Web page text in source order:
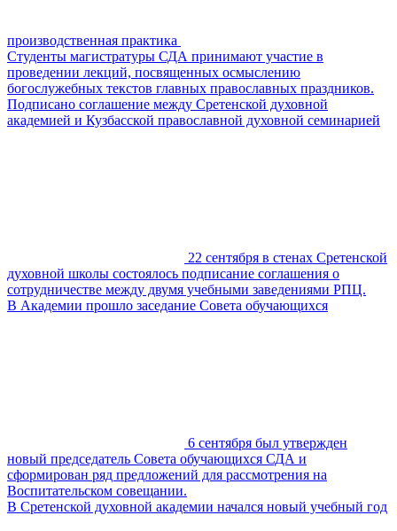
производственная практика
Студенты магистратуры СДА принимают участие в
проведении лекций, посвященных осмыслению
богослужебных текстов главных православных праздников.
Подписано соглашение между Сретенской духовной
академией и Кузбасской православной духовной семинарией
22 сентября в стенах Сретенской
духовной школы состоялось подписание соглашения о
сотрудничестве между двумя учебными заведениями РПЦ.
В Академии прошло заседание Совета обучающихся
6 сентября был утвержден
новый председатель Совета обучающихся СДА и
сформирован ряд предложений для рассмотрения на
Воспитательском совещании.
В Сретенской духовной академии начался новый учебный год